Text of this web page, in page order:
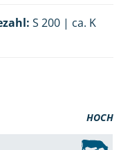
S 200 | ca. K
HOCH